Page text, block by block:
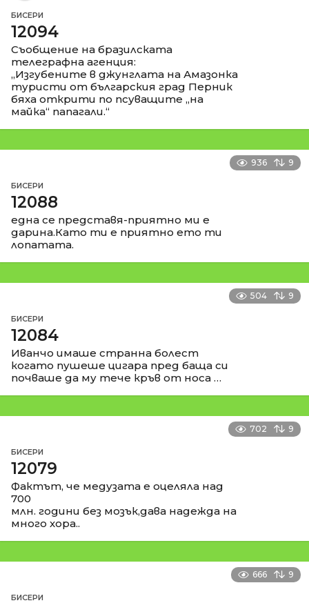
БИСЕРИ
12094
Съобщение на бразилската
телеграфна агенция:
„Изгубените в джунглата на Амазонка
туристи от българския град Перник
бяха открити по псуващите „на
майка“ папагали.“
936 9
БИСЕРИ
12088
една се представя-приятно ми е
дарина.Като ти е приятно ето ти
лопатата.
504 9
БИСЕРИ
12084
Иванчо имаше странна болест
когато пушеше цигара пред баща си
почваше да му тече кръв от носа …
702 9
БИСЕРИ
12079
Фактът, че медузата е оцеляла над
700
млн. години без мозък,дава надежда на
много хора..
666 9
БИСЕРИ